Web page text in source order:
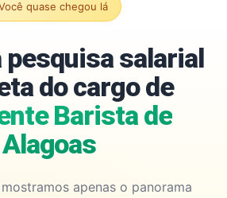
quase chegou lá
pesquisa salarial
do cargo de
Barista de
Alagoas
apenas o panorama